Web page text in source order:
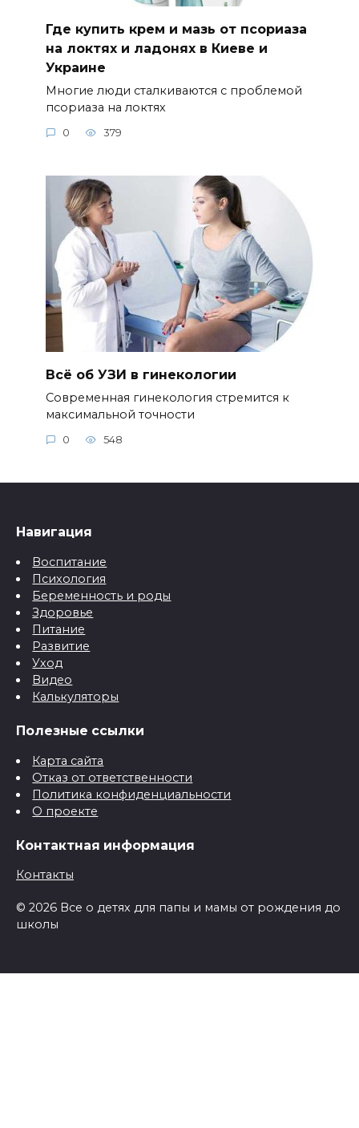
Где купить крем и мазь от псориаза
на локтях и ладонях в Киеве и
Украине
Многие люди сталкиваются с проблемой
псориаза на локтях
0 379
Всё об УЗИ в гинекологии
Современная гинекология стремится к
максимальной точности
0 548
Навигация
Воспитание
Психология
Беременность и роды
Здоровье
Питание
Развитие
Уход
Видео
Калькуляторы
Полезные ссылки
Карта сайта
Отказ от ответственности
Политика конфиденциальности
О проекте
Контактная информация
Контакты
© 2026 Все о детях для папы и мамы от рождения до
школы